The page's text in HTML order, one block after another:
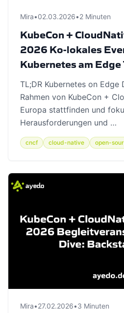
Mira•02.03.2026•2 Minuten
KubeCon +
2026 Ko-lokales
Kubernetes am Edge
TL;DR Kubernetes on
Rahmen von KubeCon +
Europa stattfinden und
Herausforderungen und …
cncf cloud-native open-
Mira•27.02.2026•3 Minuten